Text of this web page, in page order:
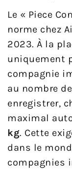
Le « Piece
norme chez
2023. À la
uniquement
compagnie
au nombre
enregistrer,
maximal
kg. Cette
dans le
compagnies